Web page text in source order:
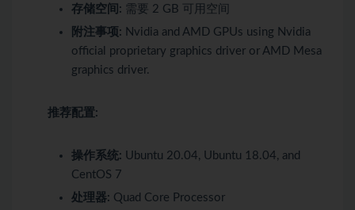
存储空间: 需要 2 GB 可用空间
附注事项: Nvidia and AMD GPUs using Nvidia
official proprietary graphics driver or AMD Mesa
graphics driver.
推荐配置:
操作系统: Ubuntu 20.04, Ubuntu 18.04, and
CentOS 7
处理器: Quad Core Processor